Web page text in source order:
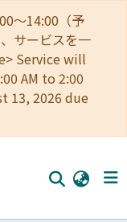
～14:00（予
サービスを一
Service will
AM to 2:00
13, 2026 due